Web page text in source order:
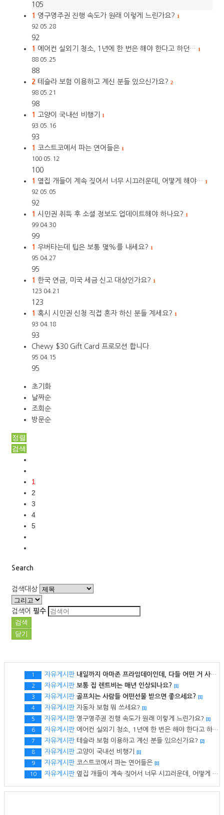
105
1
영구영주권 진행 속도가 원래 이렇게 느린가요? 1
92 05.28
92
1
에어컨 실외기 청소, 1년에 한 번은 해야 한다고 하던… 1
88 05.25
88
2 테슬라 보험 이용하고 계신 분들 있으신가요? 2
98 05.21
98
1
고양이 국내선 비행기 1
93 05.16
93
1
코스트코에서 파는 연어들은 1
100 05.12
100
1
옆집 개들이 계속 짖어서 너무 시끄러운데, 어떻게 해야… 1
92 05.05
92
1 시민권 취득 후 소셜 정보도 업데이트해야 하나요? 1
99 04.30
99
1 우버타는데 팁은 보통 몇%를 내세요? 1
95 04.27
95
1
한국 연금, 미국 세금 신고 대상인가요? 1
123 04.21
123
1 혹시 시민권 신청 직접 혼자 하신 분들 계세요? 1
93 04.18
93
Chewy $30 Gift Card 프로모션 합니다.
95 04.15
95
초기화
날짜순
조회순
방문순
정렬
검색
1
2
3
4
5
Search
검색대상
검색어 필수
검색
닫기
1 자유게시판 내일까지 아마존 프라임데이인데, 다들 어떤 거 사셨는지 궁금하네요.
2 자유게시판 보통 집 렌트비는 매년 인상되나요?
[1]
3
자유게시판 골프치는 사람들 어떤선물 받으면 좋으세요?
[1]
4
자유게시판 자동차 보험 뭐 쓰세요?
[1]
5
자유게시판 영구영주권 진행 속도가 원래 이렇게 느린가요?
[1]
6
자유게시판 에어컨 실외기 청소, 1년에 한 번은 해야 한다고 하던데 해보신 분 있으세요?
7 자유게시판 테슬라 보험 이용하고 계신 분들 있으신가요?
[2]
8
자유게시판 고양이 국내선 비행기
[1]
9
자유게시판 코스트코에서 파는 연어들은 [1]
10
자유게시판 옆집 개들이 계속 짖어서 너무 시끄러운데, 어떻게 해야될까요? ㅠㅠ